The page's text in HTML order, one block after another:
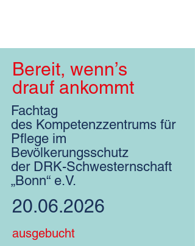
Bereit, wenn’s
drauf ankommt
Fachtag
des Kompetenzzentrums für
Pflege im
Bevölkerungsschutz
der DRK-Schwesternschaft
„Bonn“ e.V.
20.06.2026
ausgebucht